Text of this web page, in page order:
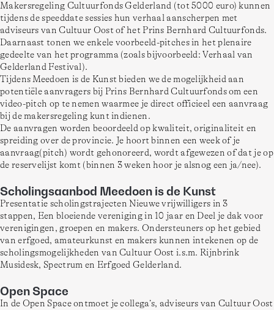
Makersregeling Cultuurfonds Gelderland (tot 5000 euro) kunnen
tijdens de speeddate sessies hun verhaal aanscherpen met
adviseurs van Cultuur Oost of het Prins Bernhard Cultuurfonds.
Daarnaast tonen we enkele voorbeeld-pitches in het plenaire
gedeelte van het programma (zoals bijvoorbeeld: Verhaal van
Gelderland Festival).
Tijdens Meedoen is de Kunst bieden we de mogelijkheid aan
potentiële aanvragers bij Prins Bernhard Cultuurfonds om een
video-pitch op te nemen waarmee je direct officieel een aanvraag
bij de makersregeling kunt indienen.
De aanvragen worden beoordeeld op kwaliteit, originaliteit en
spreiding over de provincie. Je hoort binnen een week of je
aanvraag(pitch) wordt gehonoreerd, wordt afgewezen of dat je op
de reservelijst komt (binnen 3 weken hoor je alsnog een ja/nee).
Scholingsaanbod Meedoen is de Kunst
Presentatie scholingstrajecten Nieuwe vrijwilligers in 3
stappen, Een bloeiende vereniging in 10 jaar en Deel je dak voor
verenigingen, groepen en makers. Ondersteuners op het gebied
van erfgoed, amateurkunst en makers kunnen intekenen op de
scholingsmogelijkheden van Cultuur Oost i.s.m. Rijnbrink
Musidesk, Spectrum en Erfgoed Gelderland.
Open Space
In de Open Space ontmoet je collega’s, adviseurs van Cultuur Oost